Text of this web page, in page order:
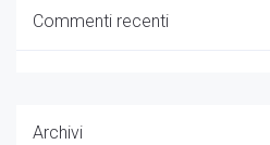
Commenti recenti
Archivi